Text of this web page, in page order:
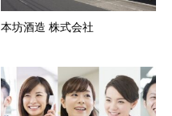
本坊酒造 株式会社